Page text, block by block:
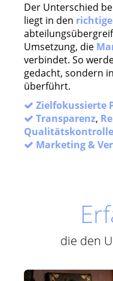
Der Unterschied
liegt in den
Umsetzung, die
verbindet. So
gedacht, sondern in
überführt.
Zielfokussierte
Transparenz,
Qualitätskontrolle
Marketing &
die den